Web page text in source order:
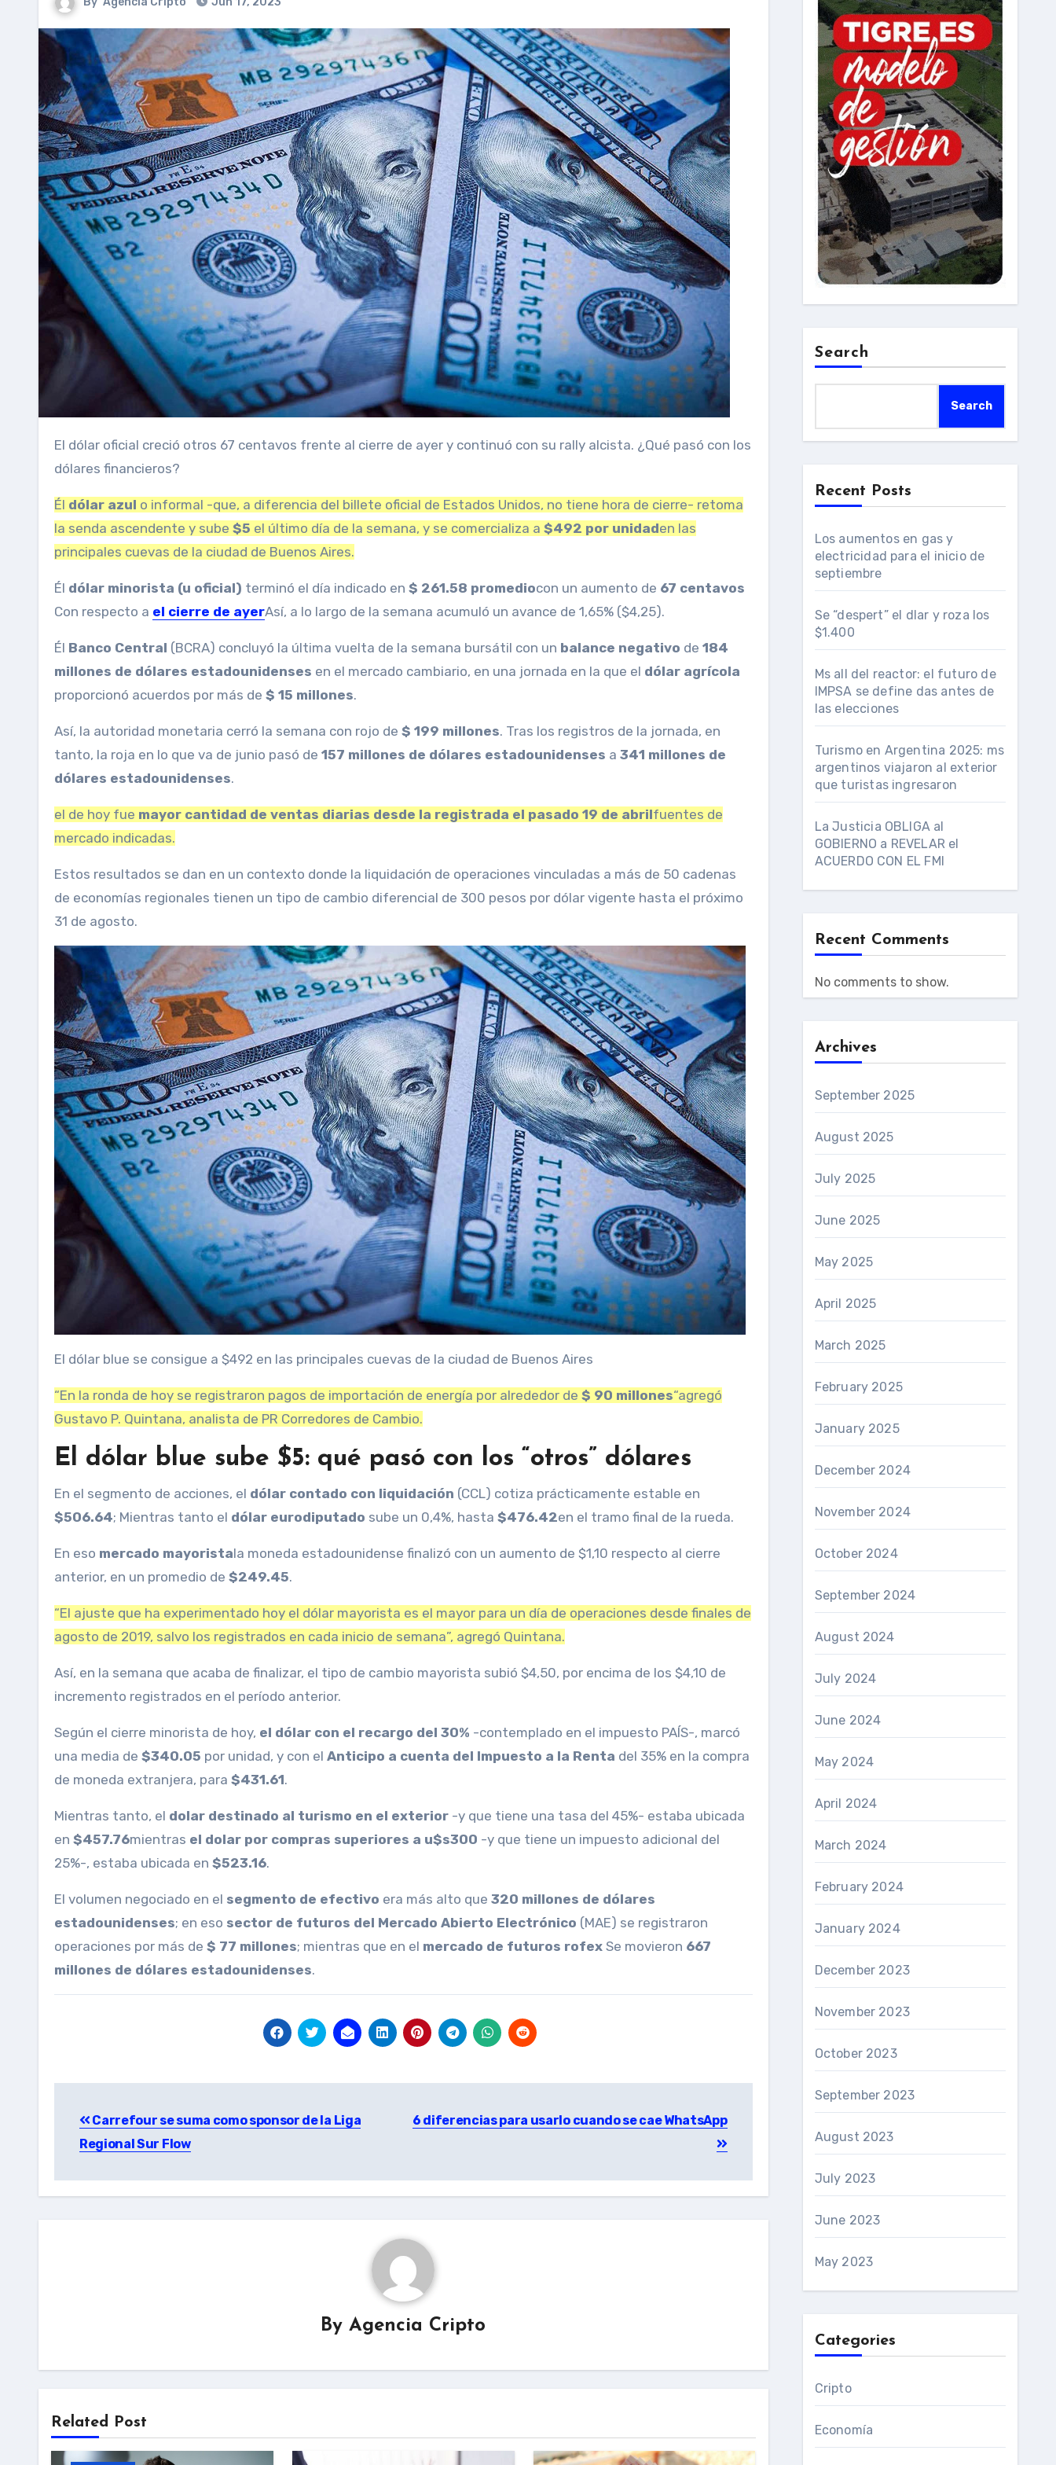
El dólar oficial creció otros 67 centavos frente al cierre de ayer y continuó con su rally alcista. ¿Qué pasó con los
dólares financieros?
Él dólar azul o informal -que, a diferencia del billete oficial de Estados Unidos, no tiene hora de cierre- retoma
la senda ascendente y sube $5 el último día de la semana, y se comercializa a $492 por unidaden las
principales cuevas de la ciudad de Buenos Aires.
Él dólar minorista (u oficial) terminó el día indicado en $ 261.58 promediocon un aumento de 67 centavos
Con respecto a el cierre de ayerAsí, a lo largo de la semana acumuló un avance de 1,65% ($4,25).
Él Banco Central (BCRA) concluyó la última vuelta de la semana bursátil con un balance negativo de 184
millones de dólares estadounidenses en el mercado cambiario, en una jornada en la que el dólar agrícola
proporcionó acuerdos por más de $ 15 millones.
Así, la autoridad monetaria cerró la semana con rojo de $ 199 millones. Tras los registros de la jornada, en
tanto, la roja en lo que va de junio pasó de 157 millones de dólares estadounidenses a 341 millones de
dólares estadounidenses.
el de hoy fue mayor cantidad de ventas diarias desde la registrada el pasado 19 de abrilfuentes de
mercado indicadas.
Estos resultados se dan en un contexto donde la liquidación de operaciones vinculadas a más de 50 cadenas
de economías regionales tienen un tipo de cambio diferencial de 300 pesos por dólar vigente hasta el próximo
31 de agosto.
El dólar blue se consigue a $492 en las principales cuevas de la ciudad de Buenos Aires
“En la ronda de hoy se registraron pagos de importación de energía por alrededor de $ 90 millones“agregó
Gustavo P. Quintana, analista de PR Corredores de Cambio.
El dólar blue sube $5: qué pasó con los “otros” dólares
En el segmento de acciones, el dólar contado con liquidación (CCL) cotiza prácticamente estable en
$506.64; Mientras tanto el dólar eurodiputado sube un 0,4%, hasta $476.42en el tramo final de la rueda.
En eso mercado mayoristala moneda estadounidense finalizó con un aumento de $1,10 respecto al cierre
anterior, en un promedio de $249.45.
“El ajuste que ha experimentado hoy el dólar mayorista es el mayor para un día de operaciones desde finales de
agosto de 2019, salvo los registrados en cada inicio de semana”, agregó Quintana.
Así, en la semana que acaba de finalizar, el tipo de cambio mayorista subió $4,50, por encima de los $4,10 de
incremento registrados en el período anterior.
Según el cierre minorista de hoy, el dólar con el recargo del 30% -contemplado en el impuesto PAÍS-, marcó
una media de $340.05 por unidad, y con el Anticipo a cuenta del Impuesto a la Renta del 35% en la compra
de moneda extranjera, para $431.61.
Mientras tanto, el dolar destinado al turismo en el exterior -y que tiene una tasa del 45%- estaba ubicada
en $457.76mientras el dolar por compras superiores a u$s300 -y que tiene un impuesto adicional del
25%-, estaba ubicada en $523.16.
El volumen negociado en el segmento de efectivo era más alto que 320 millones de dólares
estadounidenses; en eso sector de futuros del Mercado Abierto Electrónico (MAE) se registraron
operaciones por más de $ 77 millones; mientras que en el mercado de futuros rofex Se movieron 667
millones de dólares estadounidenses.
navigation
Carrefour se suma como sponsor de la Liga
Regional Sur Flow
6 diferencias para usarlo cuando se cae WhatsApp
ByAgencia Cripto
Related Post
Search
Search
Recent Posts
Los aumentos en gas y
electricidad para el inicio de
septiembre
Se “despert” el dlar y roza los
$1.400
Ms all del reactor: el futuro de
IMPSA se define das antes de
las elecciones
Turismo en Argentina 2025: ms
argentinos viajaron al exterior
que turistas ingresaron
La Justicia OBLIGA al
GOBIERNO a REVELAR el
ACUERDO CON EL FMI
Recent Comments
No comments to show.
Archives
September 2025
August 2025
July 2025
June 2025
May 2025
April 2025
March 2025
February 2025
January 2025
December 2024
November 2024
October 2024
September 2024
August 2024
July 2024
June 2024
May 2024
April 2024
March 2024
February 2024
January 2024
December 2023
November 2023
October 2023
September 2023
August 2023
July 2023
June 2023
May 2023
Categories
Cripto
Economía